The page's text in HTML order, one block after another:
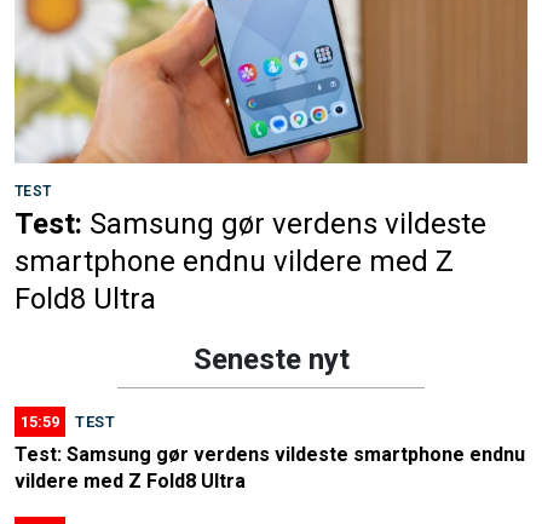
TEST
Test: Samsung gør verdens vildeste
smartphone endnu vildere med Z
Fold8 Ultra
Seneste nyt
15:59 TEST
Test: Samsung gør verdens vildeste smartphone endnu
vildere med Z Fold8 Ultra